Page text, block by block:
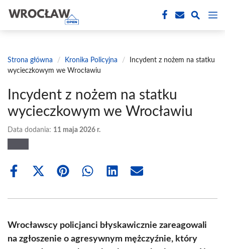
treści
Strona główna / Kronika Policyjna /
Incydent z nożem na statku
wycieczkowym we Wrocławiu
Incydent z nożem na statku
wycieczkowym we Wrocławiu
Data dodania: 11 maja 2026 r.
Share
Share
(Twitter)
Share Share Share Share
Wrocławscy policjanci błyskawicznie zareagowali
na zgłoszenie o agresywnym mężczyźnie, który